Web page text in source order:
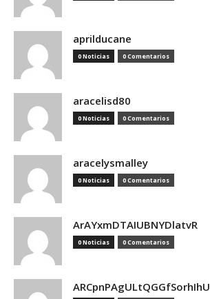
aprilducane
0 Noticias 0 Comentarios
aracelisd80
0 Noticias 0 Comentarios
aracelysmalley
0 Noticias 0 Comentarios
ArAYxmDTAIUBNYDlatvR
0 Noticias 0 Comentarios
ARCpnPAgULtQGGfSorhIhU